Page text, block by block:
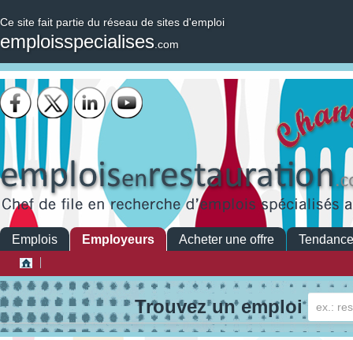
Ce site fait partie du réseau de sites d'emploi
emploisspecialises .com
Emplois Employeurs Acheter une offre
Trouvez un emploi